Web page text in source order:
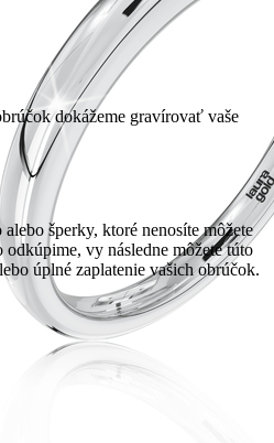
dokážeme gravírovať vaše
šperky, ktoré nenosíte môžete
vy následne môžete túto
úplné zaplatenie vašich obrúčok.